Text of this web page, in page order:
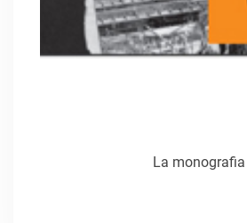
La monografia